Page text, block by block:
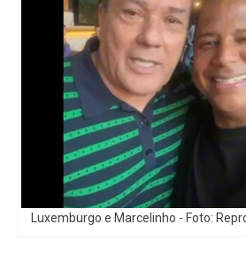
Luxemburgo e Marcelinho - Foto: